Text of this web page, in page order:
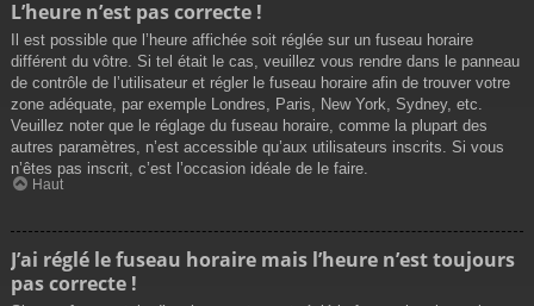
L’heure n’est pas correcte !
Il est possible que l’heure affichée soit réglée sur un fuseau horaire
différent du vôtre. Si tel était le cas, veuillez vous rendre dans le panneau
de contrôle de l’utilisateur et régler le fuseau horaire afin de trouver votre
zone adéquate, par exemple Londres, Paris, New York, Sydney, etc.
Veuillez noter que le réglage du fuseau horaire, comme la plupart des
autres paramètres, n’est accessible qu’aux utilisateurs inscrits. Si vous
n’êtes pas inscrit, c’est l’occasion idéale de le faire.
Haut
J’ai réglé le fuseau horaire mais l’heure n’est toujours
pas correcte !